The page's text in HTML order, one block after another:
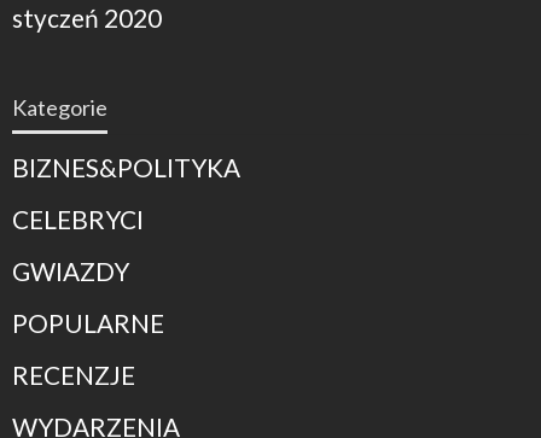
styczeń 2020
Kategorie
BIZNES&POLITYKA
CELEBRYCI
GWIAZDY
POPULARNE
RECENZJE
WYDARZENIA